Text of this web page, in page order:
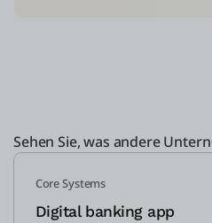
Sehen Sie, was andere
Core Systems
Digital banking app